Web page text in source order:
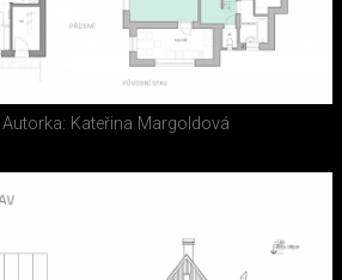
Autorka: Kateřina Margoldová